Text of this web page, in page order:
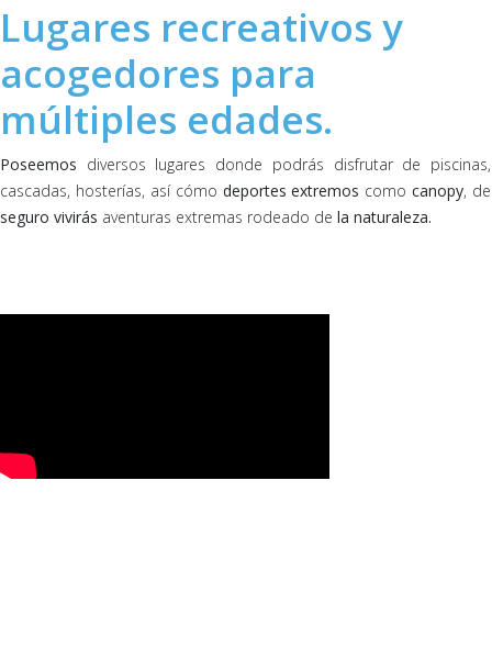
Lugares recreativos y
acogedores para
múltiples edades.
Poseemos diversos lugares donde podrás disfrutar de piscinas,
cascadas, hosterías, así cómo deportes extremos comocanopy, de
seguro vivirás aventuras extremas rodeado de la naturaleza.